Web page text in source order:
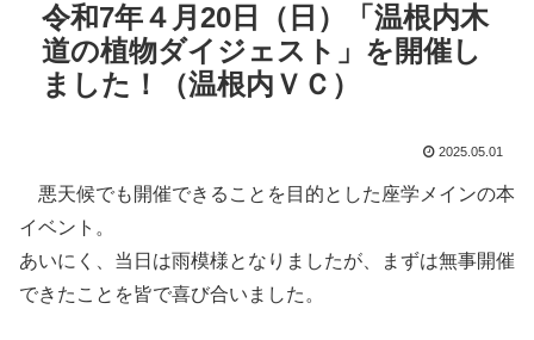
令和7年４月20日（日）「温根内木
道の植物ダイジェスト」を開催し
ました！（温根内ＶＣ）
2025.05.01
悪天候でも開催できることを目的とした座学メインの本
イベント。
あいにく、当日は雨模様となりましたが、まずは無事開催
できたことを皆で喜び合いました。